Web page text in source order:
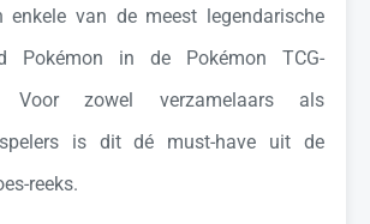
enkele van de meest legendarische
Pokémon in de Pokémon TCG-
Voor zowel verzamelaars als
is dit dé must-have uit de
reeks.